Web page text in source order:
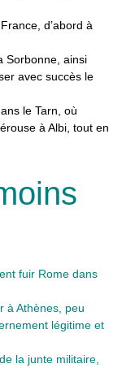
d’abord à
Sorbonne, ainsi
avec succès le
le Tarn, où
à Albi, tout en
fuir Rome dans
à Athènes, peu
légitime et
la junte militaire,